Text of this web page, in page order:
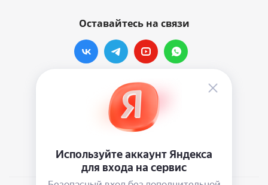
Оставайтесь на связи
Наши контакты
info@vinylmarkt.ru